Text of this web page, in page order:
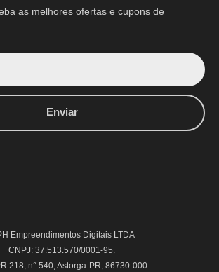
as melhores ofertas e cupons de
Enviar
Empreendimentos Digitais LTDA
CNPJ: 37.513.570/0001-95.
218, n° 540, Astorga-PR, 86730-000.